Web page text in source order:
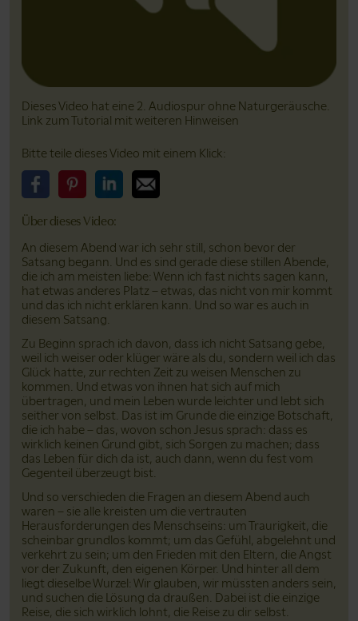
Dieses Video hat eine 2. Audiospur ohne Natur­geräusche.
Link zum Tutorial mit weiteren Hinweisen
Bitte teile dieses Video mit einem Klick:
Über dieses Video:
An diesem Abend war ich sehr still, schon bevor der
Satsang begann. Und es sind gerade diese stillen Abende,
die ich am meisten liebe: Wenn ich fast nichts sagen kann,
hat etwas anderes Platz – etwas, das nicht von mir kommt
und das ich nicht erklären kann. Und so war es auch in
diesem Satsang.
Zu Beginn sprach ich davon, dass ich nicht Satsang gebe,
weil ich weiser oder klüger wäre als du, sondern weil ich das
Glück hatte, zur rechten Zeit zu weisen Menschen zu
kommen. Und etwas von ihnen hat sich auf mich
übertragen, und mein Leben wurde leichter und lebt sich
seither von selbst. Das ist im Grunde die einzige Botschaft,
die ich habe – das, wovon schon Jesus sprach: dass es
wirklich keinen Grund gibt, sich Sorgen zu machen; dass
das Leben für dich da ist, auch dann, wenn du fest vom
Gegenteil überzeugt bist.
Und so verschieden die Fragen an diesem Abend auch
waren – sie alle kreisten um die vertrauten
Herausforderungen des Menschseins: um Traurigkeit, die
scheinbar grundlos kommt; um das Gefühl, abgelehnt und
verkehrt zu sein; um den Frieden mit den Eltern, die Angst
vor der Zukunft, den eigenen Körper. Und hinter all dem
liegt dieselbe Wurzel: Wir glauben, wir müssten anders sein,
und suchen die Lösung da draußen. Dabei ist die einzige
Reise, die sich wirklich lohnt, die Reise zu dir selbst.